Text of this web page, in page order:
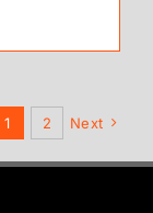
1 2 Next